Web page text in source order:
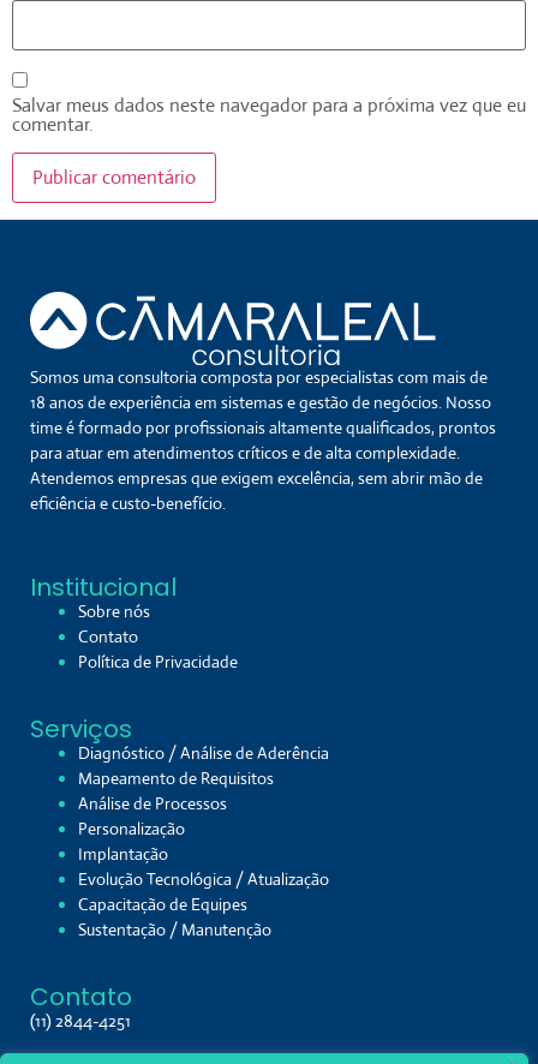
Salvar meus dados neste navegador para a próxima vez que eu
comentar.
Somos uma consultoria composta por especialistas com mais de
18 anos de experiência em sistemas e gestão de negócios. Nosso
time é formado por profissionais altamente qualificados, prontos
para atuar em atendimentos críticos e de alta complexidade.
Atendemos empresas que exigem excelência, sem abrir mão de
eficiência e custo-benefício.
Institucional
Sobre nós
Contato
Política de Privacidade
Serviços
Diagnóstico / Análise de Aderência
Mapeamento de Requisitos
Análise de Processos
Personalização
Implantação
Evolução Tecnológica / Atualização
Capacitação de Equipes
Sustentação / Manutenção
Contato
(11) 2844-4251